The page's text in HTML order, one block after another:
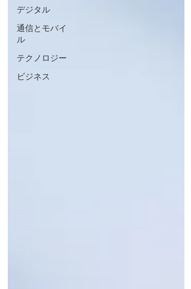
デジタル
通信とモバイ
ル
テクノロジー
ビジネス